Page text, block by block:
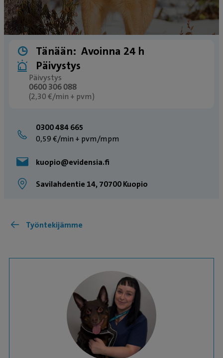
Tänään: Avoinna 24 h
Päivystys
Päivystys
0600 306 088
(2,30 €/min + pvm)
0300 484 665
0,59 €/min + pvm/mpm
kuopio@evidensia.fi
Savilahdentie 14, 70700 Kuopio
Työntekijämme